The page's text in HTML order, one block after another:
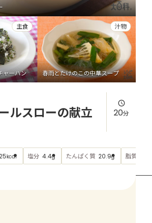
ャーハン
主食
春雨とたけのこの中華スープ
汁物
ルスローの献立 20分
kcal 塩分 4.4g たんぱく質 20.9g 脂質